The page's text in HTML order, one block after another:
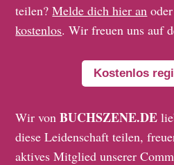
teilen?Melde dich hier an
kostenlos. Wir freuen uns auf
Kostenlos
Wir vonBUCHSZENE.DE
diese Leidenschaft teilen,
aktives Mitglied unserer